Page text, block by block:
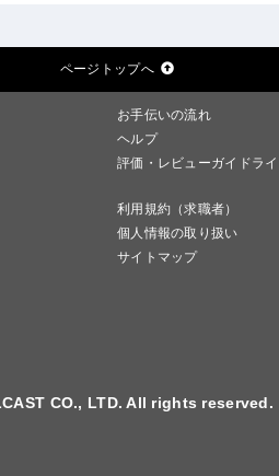
ページトップへ
お手伝いの流れ
ヘルプ
評価・レビューガイドラ
利用規約（求職者）
個人情報の取り扱い
サイトマップ
CO., LTD. All rights reserved.